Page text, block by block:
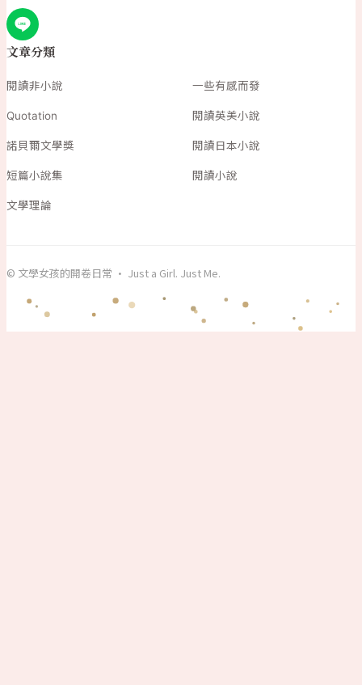
文章分類
閱讀非小說 一些有感而發
Quotation 閱讀英美小說
諾貝爾文學獎 閱讀日本小說
短篇小說集 閱讀小說
文學理論
© 文學女孩的開卷日常 · Just a Girl. Just Me.